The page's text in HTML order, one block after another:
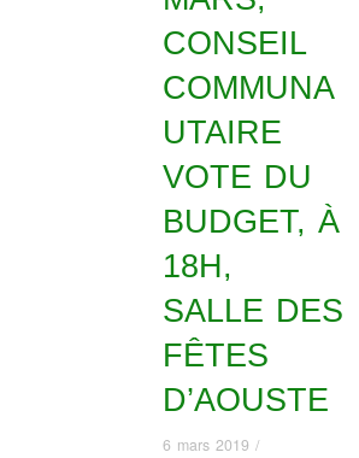
CONSEIL
COMMUNA
UTAIRE
VOTE DU
BUDGET, À
18H,
SALLE DES
FÊTES
D’AOUSTE
6 mars 2019 /